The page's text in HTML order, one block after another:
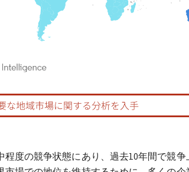
4.0の表示が必要です。
程度の競争状態にあり、過去10年間で競